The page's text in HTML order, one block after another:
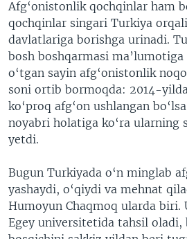
Afg‘onistonlik qochqinlar ham
qochqinlar singari Turkiya
davlatlariga borishga urinadi.
bosh boshqarmasi
o‘tgan sayin afg‘onistonlik
soni ortib bormoqda: 2014-
ko‘proq afg‘on ushlangan
noyabri holatiga ko‘ra ularning
yetdi.
Bugun Turkiyada o‘n minglab
yashaydi, o‘qiydi va mehnat
Humoyun Chaqmoq ularda biri.
Egey universitetida tahsil oladi,